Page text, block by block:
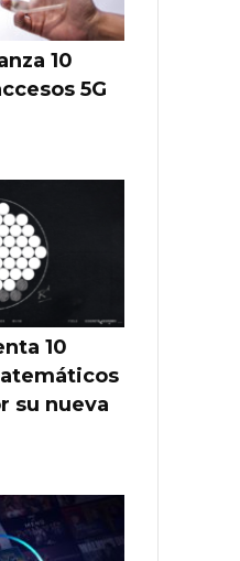
10
5G
10
su nueva